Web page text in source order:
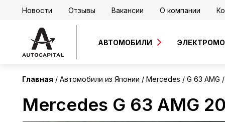
Новости Отзывы Вакансии О компании
АВТОМОБИЛИ
Главная Автомобили из Японии Mercedes G 63 AMG
Mercedes G 63 AMG
Япония